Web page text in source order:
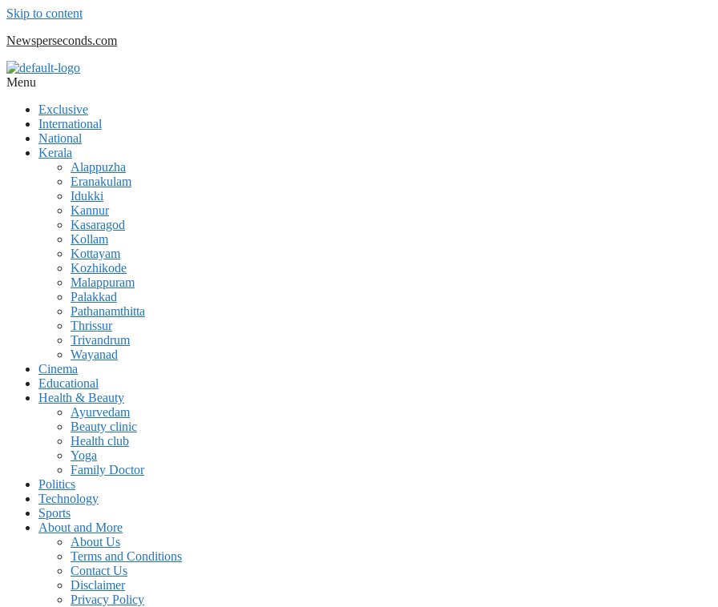
Skip to content
Newsperseconds.com
Menu
Exclusive
International
National
Kerala
Alappuzha
Eranakulam
Idukki
Kannur
Kasaragod
Kollam
Kottayam
Kozhikode
Malappuram
Palakkad
Pathanamthitta
Thrissur
Trivandrum
Wayanad
Cinema
Educational
Health & Beauty
Ayurvedam
Beauty clinic
Health club
Yoga
Family Doctor
Politics
Technology
Sports
About and More
About Us
Terms and Conditions
Contact Us
Disclaimer
Privacy Policy